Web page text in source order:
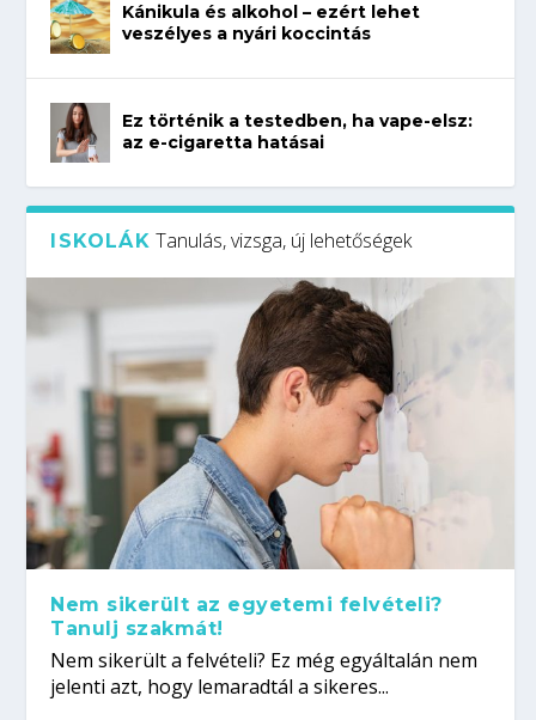
Kánikula és alkohol – ezért lehet
veszélyes a nyári koccintás
Ez történik a testedben, ha vape-elsz:
az e-cigaretta hatásai
ISKOLÁK Tanulás, vizsga, új lehetőségek
Nem sikerült az egyetemi felvételi?
Tanulj szakmát!
Nem sikerült a felvételi? Ez még egyáltalán nem
jelenti azt, hogy lemaradtál a sikeres...